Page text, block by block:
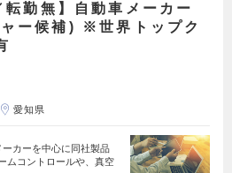
転勤無】自動車メーカー
ー候補) ※世界トップク
愛知県
カーを中心に同社製品
ムコントロールや、真空